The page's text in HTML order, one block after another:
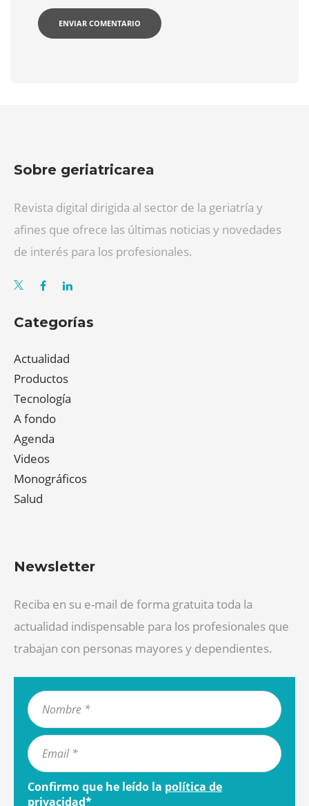
Sobre geriatricarea
Revista digital dirigida al sector de la geriatría y
afines que ofrece las últimas noticias y novedades
de interés para los profesionales.
Categorías
Actualidad
Productos
Tecnología
A fondo
Agenda
Videos
Monográficos
Salud
Newsletter
Reciba en su e-mail de forma gratuita toda la
actualidad indispensable para los profesionales que
trabajan con personas mayores y dependientes.
Confirmo que he leído la política de
privacidad*